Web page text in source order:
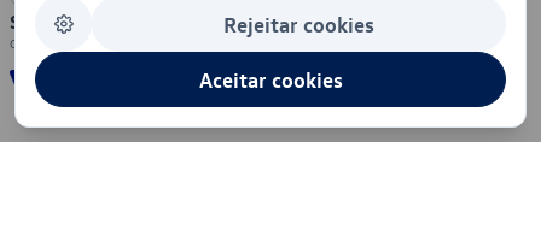
Segurança Rejeitar cookies
Aceitar cookies